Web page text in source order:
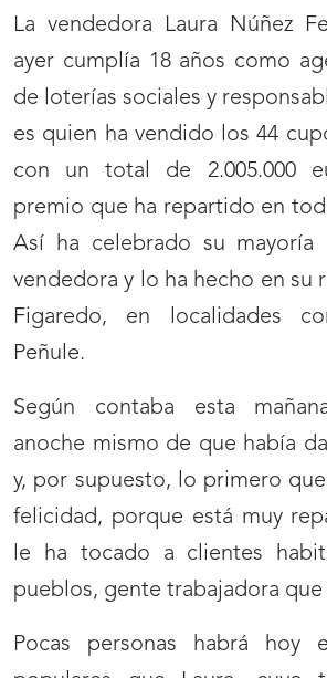
La vendedora Laura Núñez
ayer cumplía 18 años como
de loterías sociales y
es quien ha vendido los 44
con un total de 2.005.000
premio que ha repartido en
Así ha celebrado su
vendedora y lo ha hecho en su
Figaredo, en localidades
Peñule.
Según contaba esta
anoche mismo de que había
y, por supuesto, lo primero
felicidad, porque está muy
le ha tocado a clientes
pueblos, gente trabajadora
Pocas personas habrá hoy